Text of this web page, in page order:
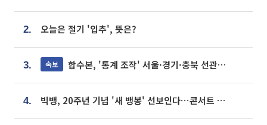
2. 오늘은 절기 '입추', 뜻은?
3. 속보 합수본, '통계 조작' 서울·경기·충북 선관위 등 추가 압수수색
4. 빅뱅, 20주년 기념 '새 뱅봉' 선보인다⋯콘서트 앞두고 팝업 개최